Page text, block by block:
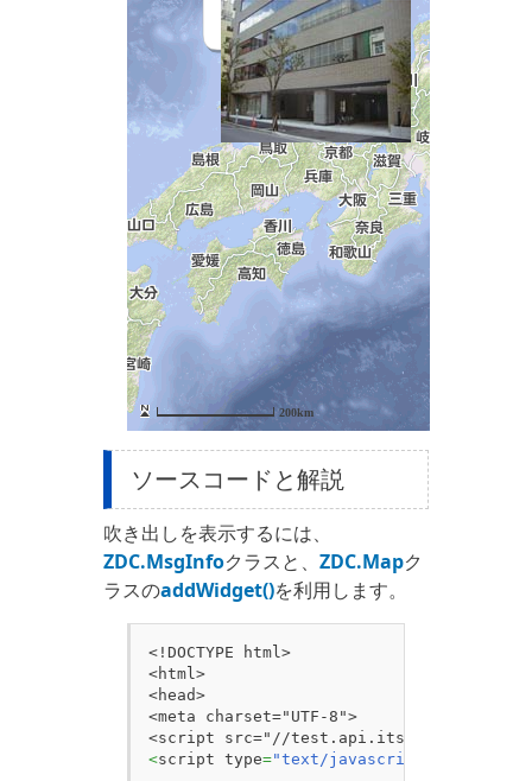
ソースコードと解説
吹き出しを表示するには、
ZDC.MsgInfoクラスと、 ZDC.Mapク
ラスのaddWidget()を利用します。
<!DOCTYPE html>
<html>
<head>
<meta charset="UTF-8">
<script type="text/javascript"